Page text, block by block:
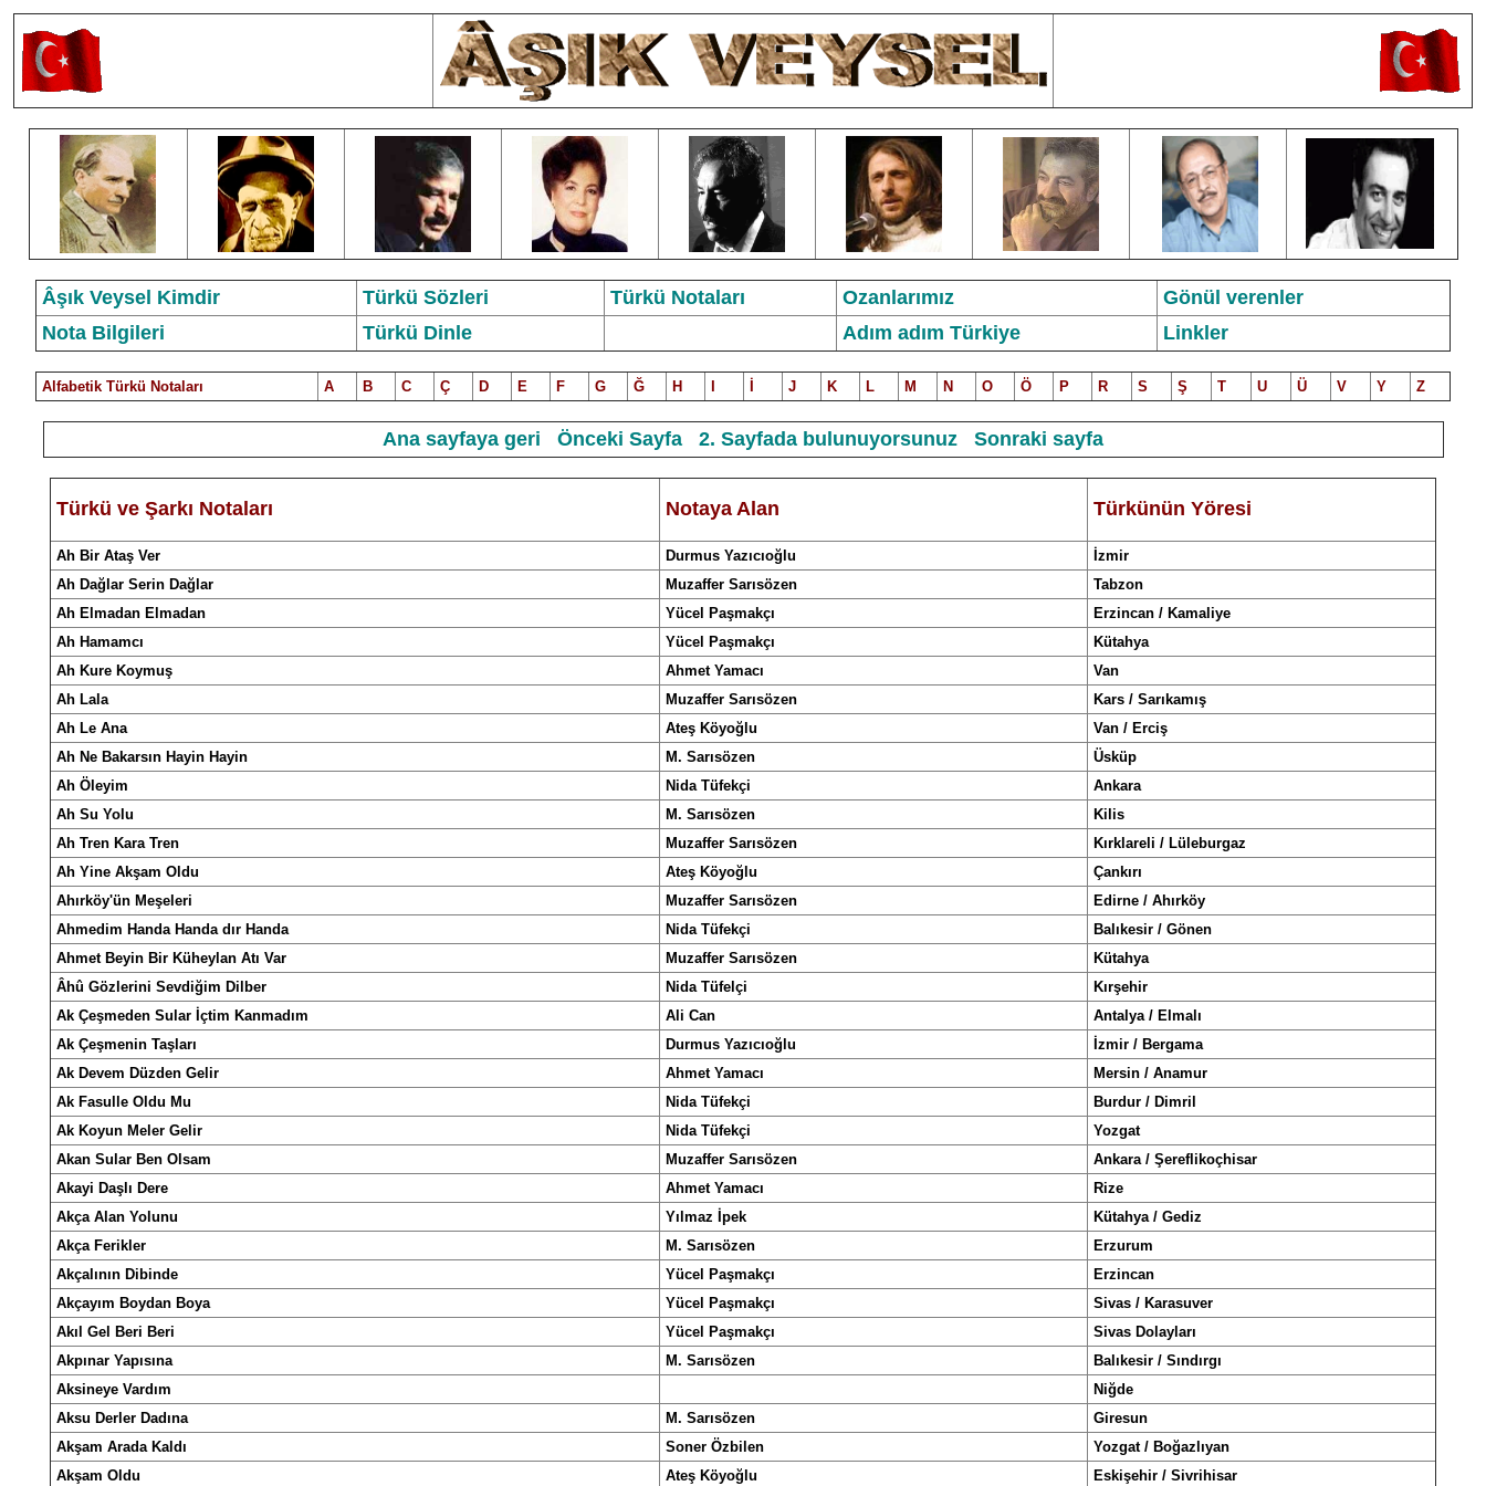
Âşık Veysel Kimdir Türkü Sözleri Türkü Notaları Ozanlarımız
Gönül verenler
Nota Bilgileri
Türkü Dinle Adım adım Türkiye Linkler
Alfabetik Türkü Notaları A B C Ç D E F G Ğ H J K L M N O Ö P R S Ş T U Ü V Y Z
Ana sayfaya geri Önceki Sayfa 2. Sayfada bulunuyorsunuz Sonraki sayfa
Türkü ve Şarkı Notaları Notaya Alan Türkünün Yöresi
Ah Bir Ataş Ver Durmus Yazıcıoğlu
İzmir
Ah Dağlar Serin Dağlar
Muzaffer Sarısözen
Tabzon
Ah Elmadan Elmadan
Yücel Paşmakçı
Erzincan / Kamaliye
Ah Hamamcı
Yücel Paşmakçı
Kütahya
Ah Kure Koymuş
Ahmet Yamacı
Van
Ah Lala
Muzaffer Sarısözen
Kars / Sarıkamış
Ah Le Ana
Ateş Köyoğlu
Van / Erciş
Ah Ne Bakarsın Hayin Hayin
M. Sarısözen
Üsküp
Ah Öleyim
Nida Tüfekçi
Ankara
Ah Su Yolu
M. Sarısözen
Kilis
Ah Tren Kara Tren
Muzaffer Sarısözen
Kırklareli / Lüleburgaz
Ah Yine Akşam Oldu
Ateş Köyoğlu
Çankırı
Ahırköy'ün Meşeleri
Muzaffer Sarısözen
Edirne / Ahırköy
Ahmedim Handa Handa dır Handa
Nida Tüfekçi
Balıkesir / Gönen
Ahmet Beyin Bir Küheylan Atı Var
Muzaffer Sarısözen
Kütahya
Âhû Gözlerini Sevdiğim Dilber
Nida Tüfelçi
Kırşehir
Ak Çeşmeden Sular İçtim Kanmadım
Ali Can
Antalya / Elmalı
Ak Çeşmenin Taşları
Durmus Yazıcıoğlu
İzmir / Bergama
Ak Devem Düzden Gelir
Ahmet Yamacı
Mersin / Anamur
Ak Fasulle Oldu Mu
Nida Tüfekçi
Burdur / Dimril
Ak Koyun Meler Gelir
Nida Tüfekçi
Yozgat
Akan Sular Ben Olsam
Muzaffer Sarısözen
Ankara / Şereflikoçhisar
Akayi Daşlı Dere
Ahmet Yamacı
Rize
Akça Alan Yolunu
Yılmaz İpek
Kütahya / Gediz
Akça Ferikler
M. Sarısözen
Erzurum
Akçalının Dibinde
Yücel Paşmakçı
Erzincan
Akçayım Boydan Boya
Yücel Paşmakçı
Sivas / Karasuver
Akıl Gel Beri Beri
Yücel Paşmakçı
Sivas Dolayları
Akpınar Yapısına
M. Sarısözen
Balıkesir / Sındırgı
Aksineye Vardım
Niğde
Aksu Derler Dadına
M. Sarısözen
Giresun
Akşam Arada Kaldı
Soner Özbilen
Yozgat / Boğazlıyan
Akşam Oldu
Ateş Köyoğlu Eskişehir / Sivrihisar